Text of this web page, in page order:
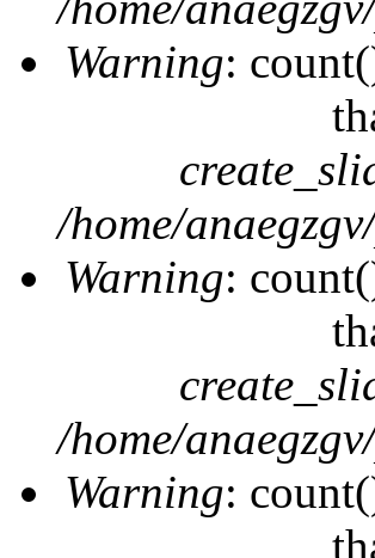
Warning:
/home/
Warning:
/home/
Warning: